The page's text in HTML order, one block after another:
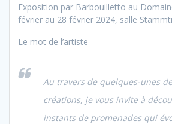
Exposition par Barbouilletto au
février au 28 février 2024, salle
Le mot de l’artiste
Au travers de quelques-unes
créations, je vous invite à
instants de promenades qui